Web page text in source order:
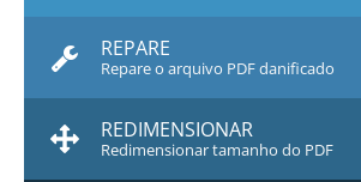
REPARE
Repare o arquivo PDF danificado
REDIMENSIONAR
Redimensionar tamanho do PDF